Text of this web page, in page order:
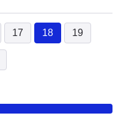
17 18
(current)
19